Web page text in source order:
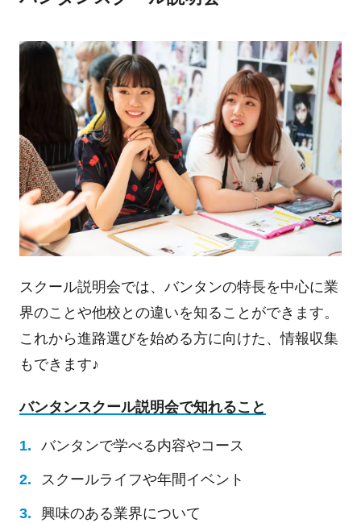
スクール説明会では、バンタンの特長を中心に業
界のことや他校との違いを知ることができます。
これから進路選びを始める方に向けた、情報収集
もできます♪
バンタンスクール説明会で知れること
バンタンで学べる内容やコース
スクールライフや年間イベント
興味のある業界について